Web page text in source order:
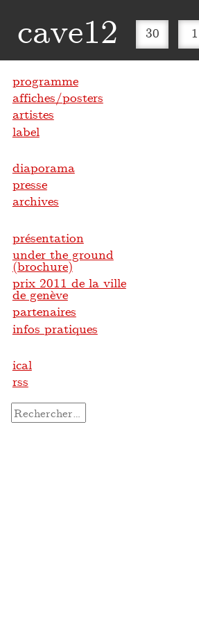
cave12 30 1
programme
affiches/posters
artistes
label
diaporama
presse
archives
présentation
under the ground
(brochure)
prix 2011 de la ville
de genève
partenaires
infos pratiques
ical
rss
Rechercher :